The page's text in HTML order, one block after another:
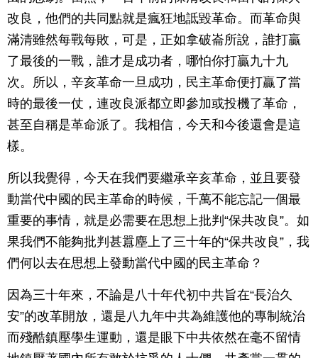
改良，他們的共同點就是瘋狂地詆毀革命。而革命與
滿清雖然每戰每敗，可是，正如拿破崙所說，誰打贏
了最後的一戰，誰才是成功者，哪怕你打贏九十九
次。所以，辛亥革命一旦成功，民主革命便打贏了當
時的最後一仗，連改良派都立即參加或投機了革命，
甚至自稱是革命派了。我相信，今天和今後還會是這
樣。
所以我覺得，今天在我們要繼承辛亥革命，並且要發
動當代中國的民主革命的時候，千萬不能忘記一個最
重要的事情，就是必需要在思想上批判“保共改良”。如
果我們不能夠批判甚囂塵上了三十年的“保共改良”，我
們何以去在思想上發動當代中國的民主革命？
因為三十年來，不論是八十年代初中共旨在“長治久
安”的改革開放，還是八九年中共為維護他的專制統治
而殘酷鎮壓學生運動，還是眼下中共依然在毫不留情